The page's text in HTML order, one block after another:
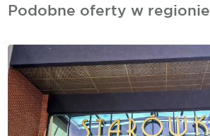
Podobne oferty w regionie